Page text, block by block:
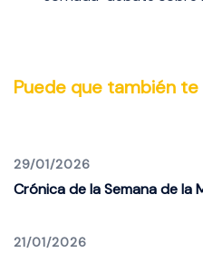
Puede que también
29/01/2026
Crónica de la Semana de la
21/01/2026